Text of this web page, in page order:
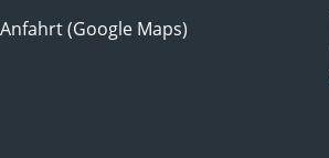
Anfahrt (Google Maps)